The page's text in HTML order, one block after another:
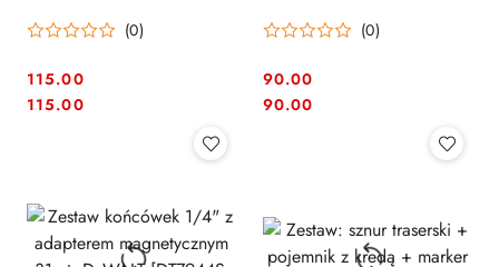
(0)
Cena:
115.00
Cena:
115.00
ceramicznej kratówki, Profi
[0000200705100
(0)
Cena:
90.00
Cena:
90.00